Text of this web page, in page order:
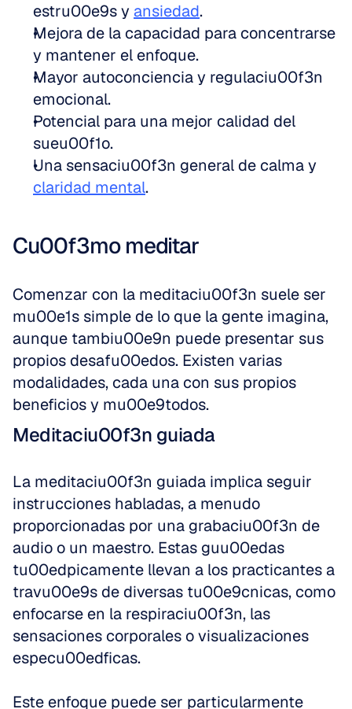
estru00e9s y ansiedad.
Mejora de la capacidad para concentrarse
y mantener el enfoque.
Mayor autoconciencia y regulaciu00f3n
emocional.
Potencial para una mejor calidad del
sueu00f1o.
claridad mental.
Cu00f3mo meditar
Comenzar con la meditaciu00f3n suele ser
mu00e1s simple de lo que la gente imagina,
aunque tambiu00e9n puede presentar sus
propios desafu00edos. Existen varias
modalidades, cada una con sus propios
beneficios y mu00e9todos.
Meditaciu00f3n guiada
La meditaciu00f3n guiada implica seguir
instrucciones habladas, a menudo
proporcionadas por una grabaciu00f3n de
audio o un maestro. Estas guu00edas
tu00edpicamente llevan a los practicantes a
travu00e9s de diversas tu00e9cnicas, como
enfocarse en la respiraciu00f3n, las
sensaciones corporales o visualizaciones
especu00edficas.
Este enfoque puede ser particularmente